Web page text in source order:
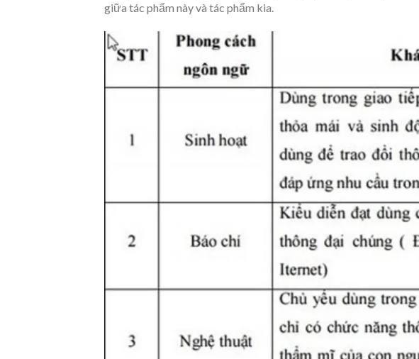
giữa tác phẩm này và tác phẩm kia.